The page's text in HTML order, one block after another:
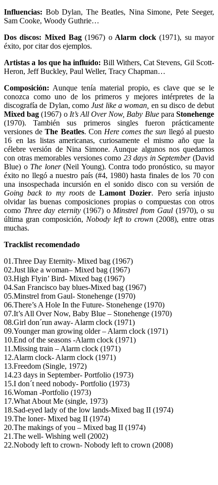
Influencias: Bob Dylan, The Beatles, Nina Simone, Pete Seeger,
Sam Cooke, Woody Guthrie…
Dos discos: Mixed Bag(1967) oAlarm clock (1971), su mayor
éxito, por citar dos ejemplos.
Artistas a los que ha influído: Bill Withers, Cat Stevens, Gil Scott-
Heron, Jeff Buckley, Paul Weller, Tracy Chapman…
Composición: Aunque tenía material propio, es clave que se le
conozca como uno de los primeros y mejores intérpretes de la
discografía de Dylan, comoJust like a woman, en su disco de debut
Mixed bag (1967) o It’s All Over Now, Baby BlueparaStonehenge
(1970). También sus primeros singles fueron prácticamente
versiones deThe Beatles. Con Here comes the sun llegó al puesto
16 en las listas americanas, curiosamente el mismo año que la
célebre versión de Nina Simone. Aunque algunos nos quedamos
con otras memorables versiones como 23 days in September(David
Blue) o The loner(Neil Young). Contra todo pronóstico, su mayor
éxito no llegó a nuestro país (#4, 1980) hasta finales de los 70 con
una insospechada incursión en el sonido disco con su versión de
Going back to my rootsdeLamont Dozier. Pero sería injusto
olvidar las buenas composiciones propias o compuestas con otros
como Three day eternity(1967) o Minstrel from Gaul (1970), o su
última gran composición, Nobody left to crown (2008), entre otras
muchas.
Tracklist recomendado
01.Three Day Eternity- Mixed bag (1967)
02.Just like a woman– Mixed bag (1967)
03.High Flyin’ Bird- Mixed bag (1967)
04.San Francisco bay blues-Mixed bag (1967)
05.Minstrel from Gaul- Stonehenge (1970)
06.There’s A Hole In the Future- Stonehenge (1970)
07.It’s All Over Now, Baby Blue – Stonehenge (1970)
08.Girl don´run away- Alarm clock (1971)
09.Younger man growing older – Alarm clock (1971)
10.End of the seasons -Alarm clock (1971)
11.Missing train – Alarm clock (1971)
12.Alarm clock- Alarm clock (1971)
13.Freedom (Single, 1972)
14.23 days in September- Portfolio (1973)
15.I don´t need nobody- Portfolio (1973)
16.Woman -Portfolio (1973)
17.What About Me (single, 1973)
18.Sad-eyed lady of the low lands-Mixed bag II (1974)
19.The loner- Mixed bag II (1974)
20.The makings of you – Mixed bag II (1974)
21.The well- Wishing well (2002)
22.Nobody left to crown- Nobody left to crown (2008)